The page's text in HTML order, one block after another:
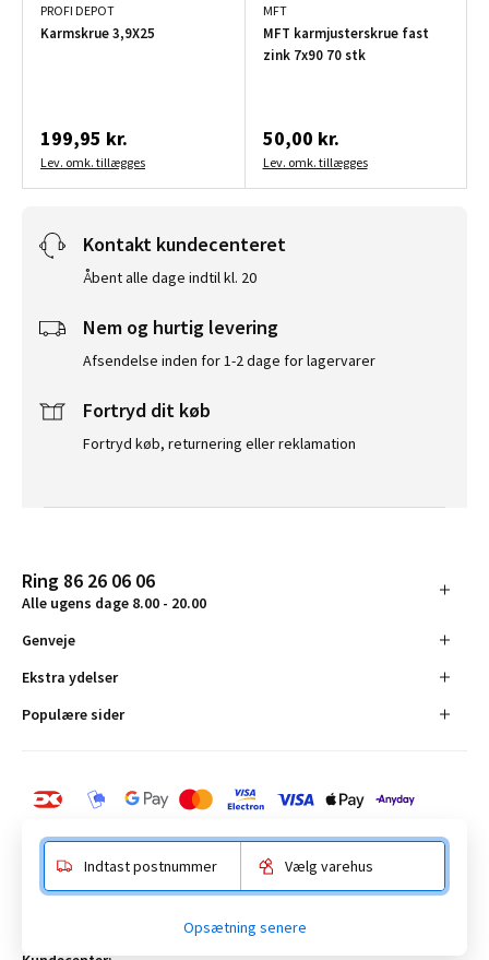
PROFI DEPOT
Karmskrue 3,9X25
199,95 kr.
Lev. omk. tillægges
MFT
MFT karmjusterskrue fast
zink 7x90 70 stk
50,00 kr.
Lev. omk. tillægges
Kontakt kundecenteret
Åbent alle dage indtil kl. 20
Nem og hurtig levering
Afsendelse inden for 1-2 dage for lagervarer
Fortryd dit køb
Fortryd køb, returnering eller reklamation
Ring 86 26 06 06
Alle ugens dage 8.00 - 20.00
Genveje
Ekstra ydelser
Populære sider
Anelystparken 16, 8381 Tilst. CVR-nummer 19555305
Indtast postnummer Vælg varehus
Opsætning senere